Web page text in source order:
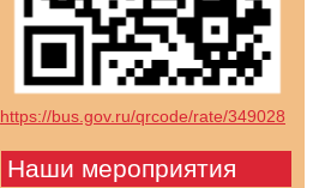
https://bus.gov.ru/qrcode/rate/349028
Наши мероприятия